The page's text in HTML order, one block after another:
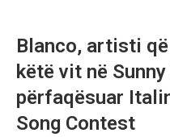
Blanco, artisti
këtë vit në
përfaqësuar
Song Contest